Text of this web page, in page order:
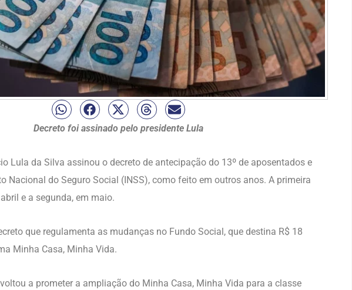
Decreto foi assinado pelo presidente Lula
Lula da Silva assinou o decreto de antecipação do 13º de aposentados e
Nacional do Seguro Social (INSS), como feito em outros anos. A primeira
e a segunda, em maio.
que regulamenta as mudanças no Fundo Social, que destina R$ 18
Minha Casa, Minha Vida.
a prometer a ampliação do Minha Casa, Minha Vida para a classe